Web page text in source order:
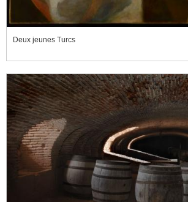
Deux jeunes Turcs